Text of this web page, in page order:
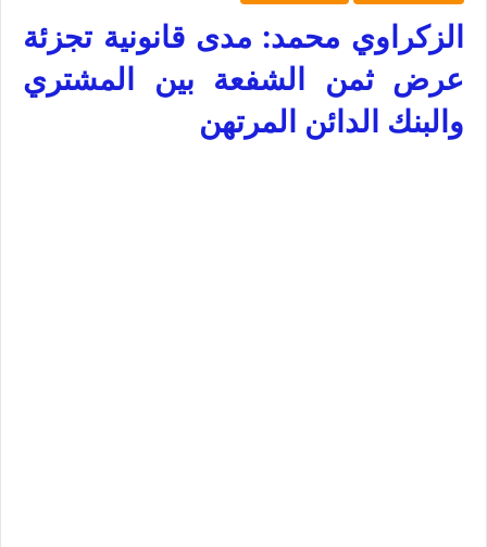
الزكراوي محمد: مدى قانونية تجزئة
عرض ثمن الشفعة بين المشتري
والبنك الدائن المرتهن